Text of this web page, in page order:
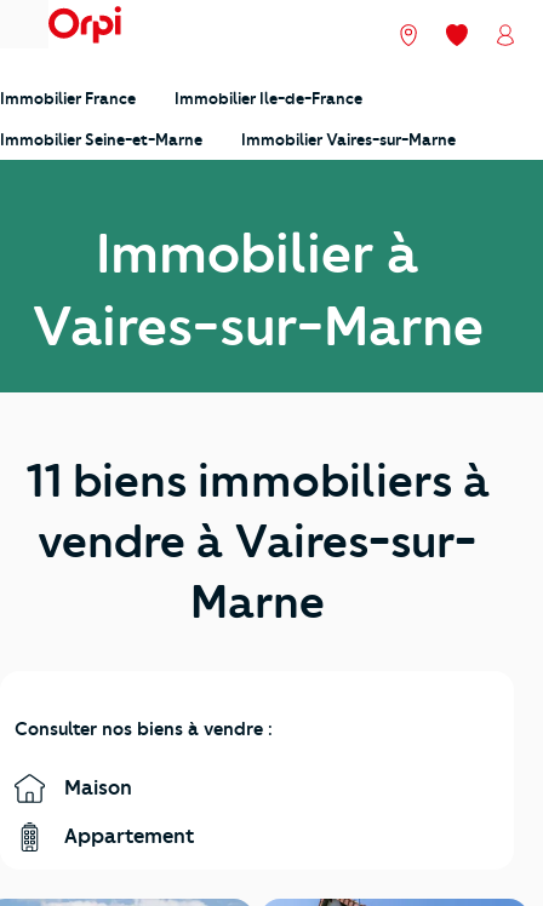
menu Nos agences
Mes
Immobilier France Immobilier Ile-de-France
Immobilier Seine-et-Marne Immobilier Vaires-sur-Marne
Immobilier à
Vaires-sur-Marne
11 biens immobiliers à
vendre à Vaires-sur-
Marne
Consulter nos biens à vendre :
Maison
Appartement